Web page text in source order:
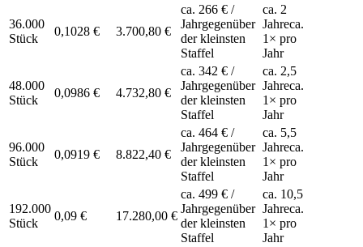
36.000
Stück
0,1028 € 3.700,80 €
ca. 266 € /
Jahrgegenüber
der kleinsten
Staffel
ca. 2
Jahreca.
1 × pro
Jahr
48.000
Stück
0,0986 € 4.732,80 €
ca. 342 € /
Jahrgegenüber
der kleinsten
Staffel
ca. 2,5
Jahreca.
1 × pro
Jahr
96.000
Stück
0,0919 € 8.822,40 €
ca. 464 € /
Jahrgegenüber
der kleinsten
Staffel
ca. 5,5
Jahreca.
1 × pro
Jahr
192.000
Stück
0,09 € 17.280,00 €
ca. 499 € /
Jahrgegenüber
der kleinsten
Staffel
ca. 10,5
Jahreca.
1 × pro
Jahr